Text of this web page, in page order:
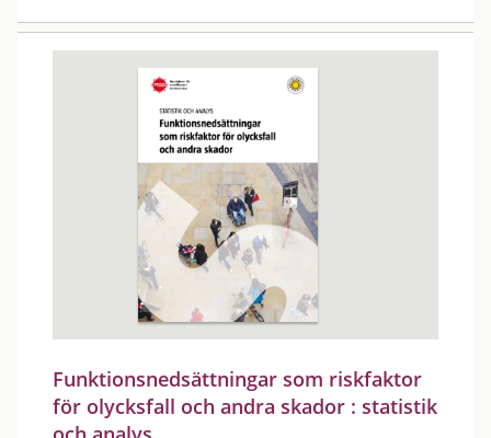
Funktionsnedsättningar som riskfaktor
för olycksfall och andra skador : statistik